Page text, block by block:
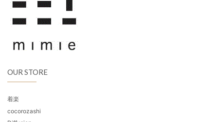
OUR STORE
着楽
cocorozashi